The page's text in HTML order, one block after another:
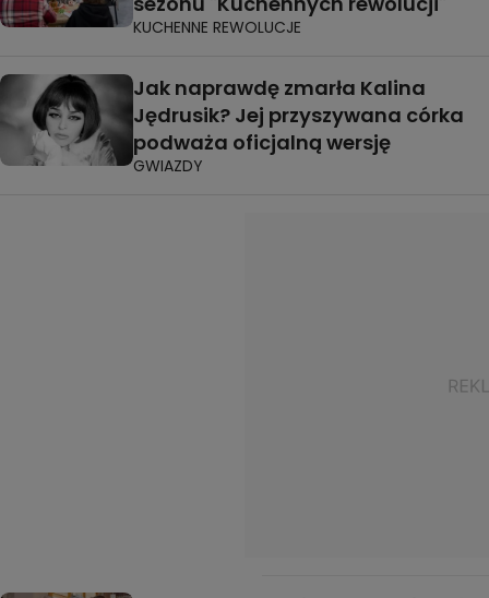
KUCHENNE REWOLUCJE
Jak naprawdę zmarła Kalina
Jędrusik? Jej przyszywana córka
podważa oficjalną wersję
GWIAZDY